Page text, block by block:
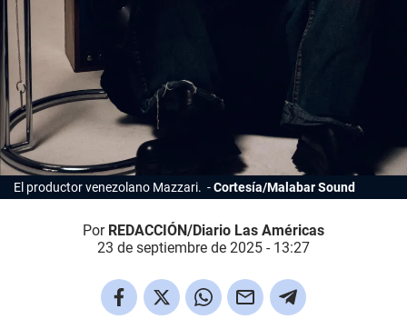
El productor venezolano Mazzari. Cortesía/Malabar Sound
Por REDACCIÓN/Diario Las Américas
23 de septiembre de 2025 - 13:27